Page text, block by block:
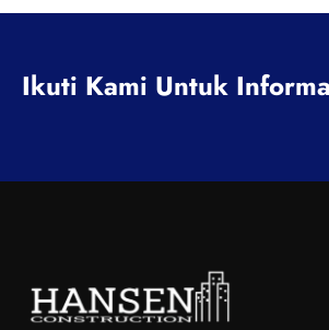
Ikuti Kami Untuk